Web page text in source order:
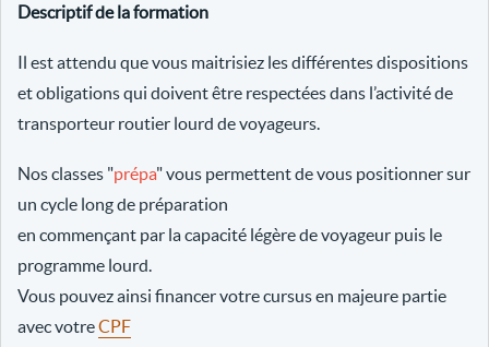
Descriptif de la formation
Il est attendu que vous maitrisiez les différentes dispositions
et obligations qui doivent être respectées dans l’activité de
transporteur routier lourd de voyageurs.
Nos classes "prépa" vous permettent de vous positionner sur
un cycle long de préparation
en commençant par la capacité légère de voyageur puis le
programme lourd.
Vous pouvez ainsi financer votre cursus en majeure partie
avec votreCPF